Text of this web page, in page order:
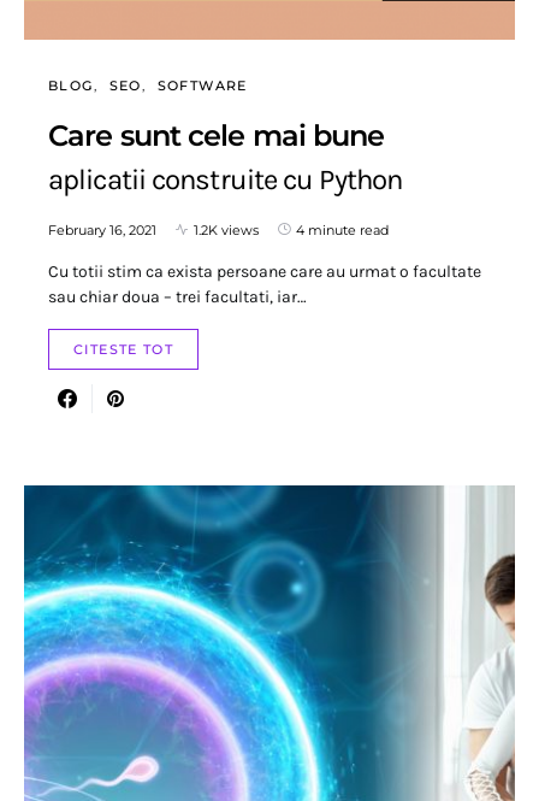
BLOG SEO SOFTWARE
Care sunt cele mai bune
aplicatii construite cu Python
February 16, 2021 1.2K views 4 minute read
Cu totii stim ca exista persoane care au urmat o facultate
sau chiar doua – trei facultati, iar…
CITESTE TOT